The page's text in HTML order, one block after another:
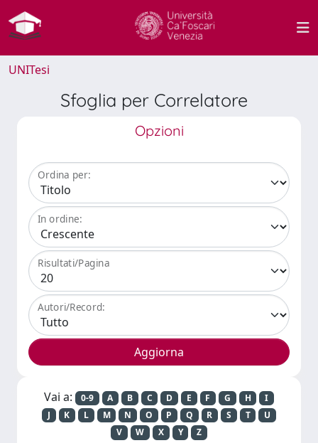
UNITesi
Sfoglia per Correlatore
Opzioni
Ordina per:
In ordine:
Risultati/Pagina
Autori/Record:
Vai a: 0-9 A B C D E F G H
I
J
K L M N O P Q R S T
U
V
W X Y Z